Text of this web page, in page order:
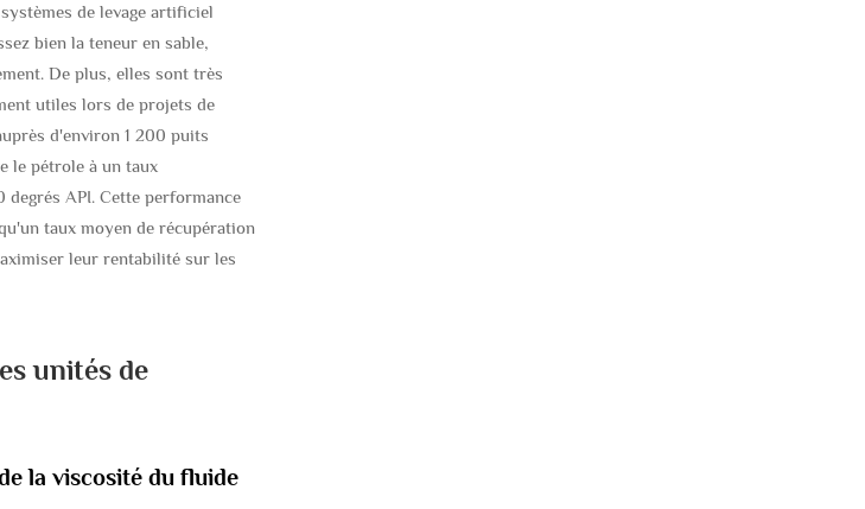
de levage artificiel
bien la teneur en sable,
De plus, elles sont très
utiles lors de projets de
d'environ 1 200 puits
le pétrole à un taux
API. Cette performance
taux moyen de récupération
leur rentabilité sur les
unités de
la viscosité du fluide